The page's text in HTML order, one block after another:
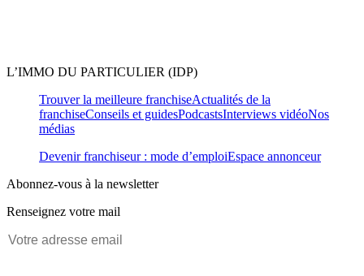
L’IMMO DU PARTICULIER (IDP)
Trouver la meilleure franchiseActualités de la
franchiseConseils et guidesPodcastsInterviews vidéoNos
médias
Devenir franchiseur : mode d’emploiEspace annonceur
Abonnez-vous à la newsletter
Renseignez votre mail